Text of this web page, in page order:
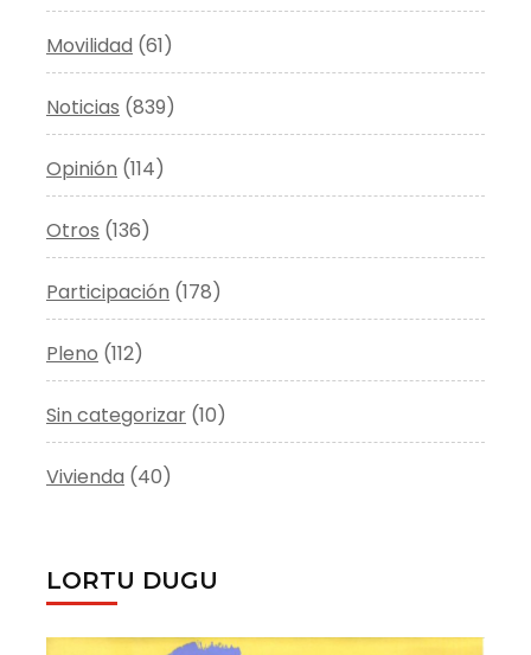
Movilidad (61)
Noticias (839)
Opinión (114)
Otros (136)
Participación (178)
Pleno (112)
Sin categorizar (10)
Vivienda (40)
LORTU DUGU